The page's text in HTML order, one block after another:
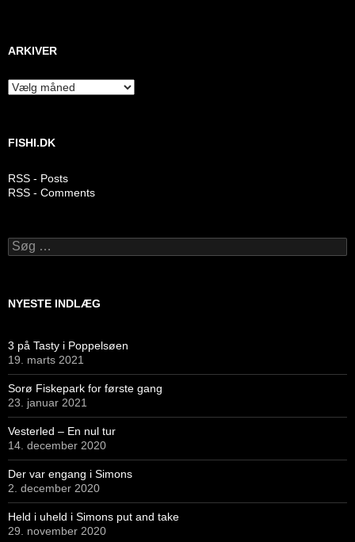
ARKIVER
Arkiver
FISHI.DK
RSS - Posts
RSS - Comments
Søg
efter:
NYESTE INDLÆG
3 på Tasty i Poppelsøen
19. marts 2021
Sorø Fiskepark for første gang
23. januar 2021
Vesterled – En nul tur
14. december 2020
Der var engang i Simons
2. december 2020
Held i uheld i Simons put and take
29. november 2020